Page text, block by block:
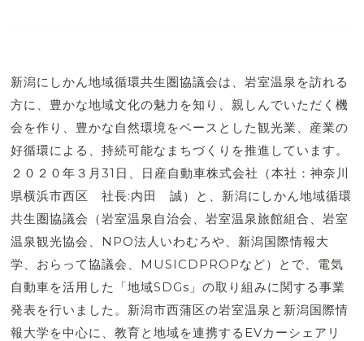
新潟にしかん地域循環共生圏協議会は、岩室温泉を訪れる
方に、豊かな地域文化の魅力を知り、親しんでいただく機
会を作り、豊かな自然環境をベースとした観光業、産業の
好循環による、持続可能なまちづくりを推進しています。
２０２０年３月31日、日産自動車株式会社（本社：神奈川
県横浜市西区 社長:内田 誠）と、新潟にしかん地域循環
共生圏協議会（岩室温泉自治会、岩室温泉旅館組合、岩室
温泉観光協会、NPO法人いわむろや、新潟国際情報大
学、おらって協議会、MUSICDPROPなど）とで、電気
自動車を活用した「地域SDGs」の取り組みに関する事業
発表を行いました。新潟市西蒲区の岩室温泉と新潟国際情
報大学を中心に、教育と地域を連携するEVカーシェアリ